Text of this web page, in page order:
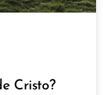
Cristo?